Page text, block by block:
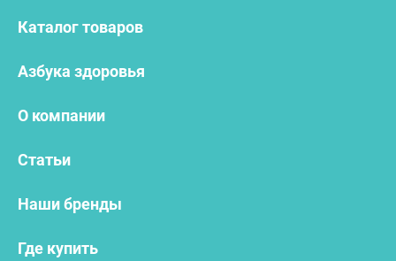
Каталог товаров
Азбука здоровья
О компании
Статьи
Наши бренды
Где купить